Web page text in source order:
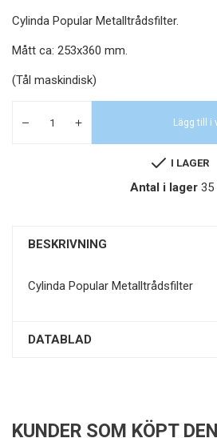
Cylinda Popular Metalltrådsfilter.
Mått ca: 253x360 mm.
(Tål maskindisk)
Lägg till i
I LAGER
Antal i lager 35
BESKRIVNING
Cylinda Popular Metalltrådsfilter
DATABLAD
KUNDER SOM KÖPT